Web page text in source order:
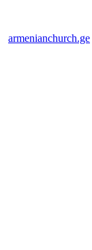
armenianchurch.ge